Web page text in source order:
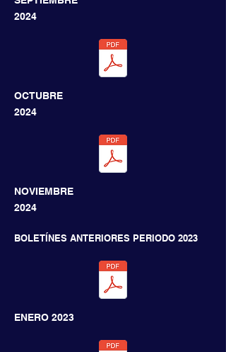
2024
OCTUBRE
2024
NOVIEMBRE
2024
BOLETÍNES ANTERIORES PERIODO 2023
ENERO 2023